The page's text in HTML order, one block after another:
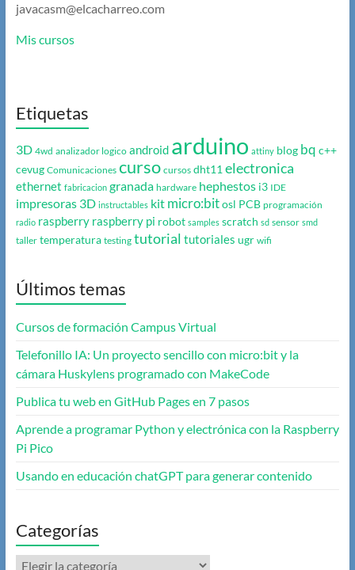
javacasm@elcacharreo.com
Mis cursos
Etiquetas
3D 4wd analizador logico android arduino attiny blog bq c++
cevug Comunicaciones curso cursos dht11 electronica
ethernet fabricacion granada hardware hephestos i3 IDE
impresoras 3D instructables kit micro:bit osl PCB programación
radio raspberry raspberry pi robot samples scratch sd sensor smd
taller temperatura testing tutorial tutoriales ugr wifi
Últimos temas
Cursos de formación Campus Virtual
Telefonillo IA: Un proyecto sencillo con micro:bit y la
cámara Huskylens programado con MakeCode
Publica tu web en GitHub Pages en 7 pasos
Aprende a programar Python y electrónica con la Raspberry
Pi Pico
Usando en educación chatGPT para generar contenido
Categorías
Categorías